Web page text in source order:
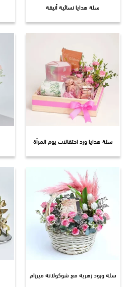
سلة هدايا نسائية أنيقة
سلة هدايا ورد احتفالات يوم المرأة
سلة ورود زهرية مع شوكولاتة ميرزام